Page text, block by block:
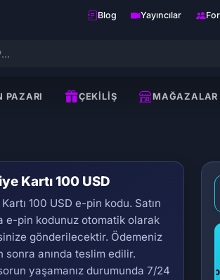
Blog Yayıncılar
PAZARI ÇEKILIŞ MAĞAZALAR
Kartı 100 USD
100 USD e-pin kodu. Satın
e-pin kodunuz otomatik olarak
gönderilecektir. Ödemeniz
sonra anında teslim edilir.
yaşamanız durumunda 7/24